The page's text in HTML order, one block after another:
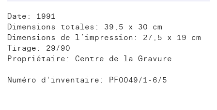
Date: 1991
Dimensions totales: 39,5 x 30 cm
Dimensions de l’impression: 27,5 x 19 cm
Tirage: 29/90
Propriétaire: Centre de la Gravure
Numéro d'inventaire: PF0049/1-6/5